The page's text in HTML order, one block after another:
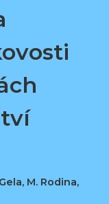
M. Rodina,